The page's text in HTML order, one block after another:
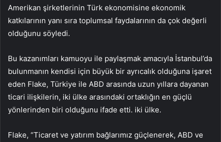
Amerikan şirketlerinin Türk ekonomisine ekonomik
katkılarının yanı sıra toplumsal faydalarının da çok değerli
olduğunu söyledi.
Bu kazanımları kamuoyu ile paylaşmak amacıyla İstanbul’da
bulunmanın kendisi için büyük bir ayrıcalık olduğuna işaret
eden Flake, Türkiye ile ABD arasında uzun yıllara dayanan
ticari ilişkilerin, iki ülke arasındaki ortaklığın en güçlü
yönlerinden biri olduğunu ifade etti. iki ülke.
Flake, “Ticaret ve yatırım bağlarımız güçlenerek, ABD ve